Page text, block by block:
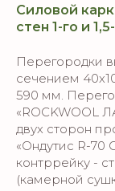
Силовой
стен 1-го и
Перегородки
сечением
590 мм.
«ROСKWOOL
двух сторон
«Ондутис R-70
контррейку -
(камерной